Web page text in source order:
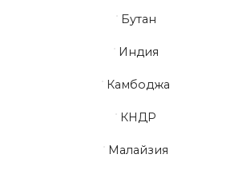
Бутан
Индия
Камбоджа
КНДР
Малайзия